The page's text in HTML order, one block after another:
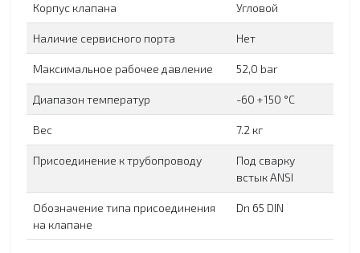
Корпус клапана Угловой
Наличие сервисного порта Нет
Максимальное рабочее давление 52,0 bar
Диапазон температур -60 +150 °C
Вес 7.2 кг
Присоединение к трубопроводу
Под сварку
встык ANSI
Обозначение типа присоединения
на клапане
Dn 65 DIN